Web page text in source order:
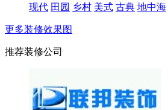
现代 田园 乡村 美式 古典 地中海
更多装修效果图
推荐装修公司